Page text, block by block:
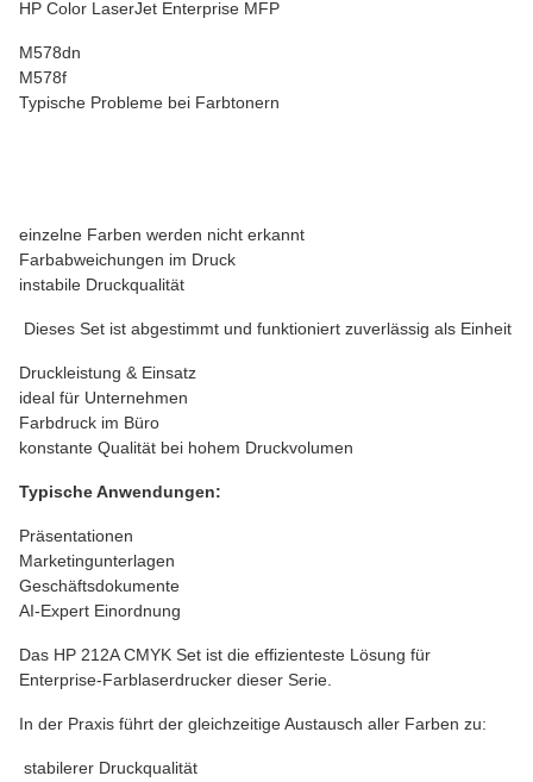
HP Color LaserJet Enterprise MFP
M578dn
M578f
Typische Probleme bei Farbtonern
einzelne Farben werden nicht erkannt
Farbabweichungen im Druck
instabile Druckqualität
Dieses Set ist abgestimmt und funktioniert zuverlässig als Einheit
Druckleistung & Einsatz
ideal für Unternehmen
Farbdruck im Büro
konstante Qualität bei hohem Druckvolumen
Typische Anwendungen:
Präsentationen
Marketingunterlagen
Geschäftsdokumente
AI-Expert Einordnung
Das HP 212A CMYK Set ist die effizienteste Lösung für
Enterprise-Farblaserdrucker dieser Serie.
In der Praxis führt der gleichzeitige Austausch aller Farben zu:
stabilerer Druckqualität